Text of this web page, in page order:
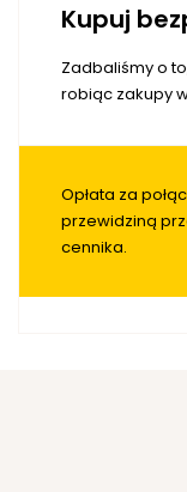
Kupuj
Zadbaliśmy o
robiąc zakupy
Opłata za
przewidziną
cennika.